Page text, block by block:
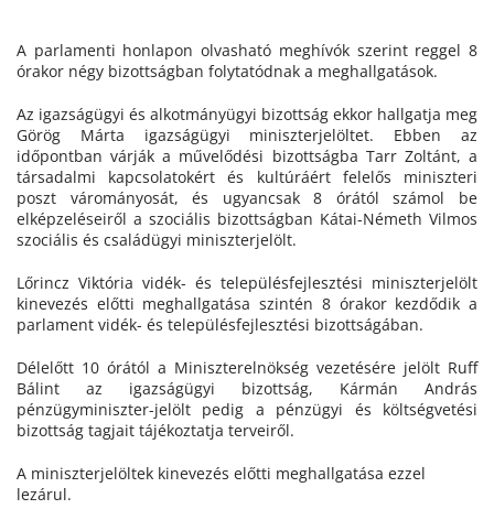
A parlamenti honlapon olvasható meghívók szerint reggel 8
órakor négy bizottságban folytatódnak a meghallgatások.
Az igazságügyi és alkotmányügyi bizottság ekkor hallgatja meg
Görög Márta igazságügyi miniszterjelöltet. Ebben az
időpontban várják a művelődési bizottságba Tarr Zoltánt, a
társadalmi kapcsolatokért és kultúráért felelős miniszteri
poszt várományosát, és ugyancsak 8 órától számol be
elképzeléseiről a szociális bizottságban Kátai-Németh Vilmos
szociális és családügyi miniszterjelölt.
Lőrincz Viktória vidék- és településfejlesztési miniszterjelölt
kinevezés előtti meghallgatása szintén 8 órakor kezdődik a
parlament vidék- és településfejlesztési bizottságában.
Délelőtt 10 órától a Miniszterelnökség vezetésére jelölt Ruff
Bálint az igazságügyi bizottság, Kármán András
pénzügyminiszter-jelölt pedig a pénzügyi és költségvetési
bizottság tagjait tájékoztatja terveiről.
A miniszterjelöltek kinevezés előtti meghallgatása ezzel
lezárul.